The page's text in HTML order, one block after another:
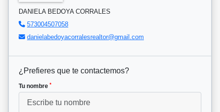
DANIELA BEDOYA CORRALES
573004507058
danielabedoyacorralesrealtor@gmail.com
¿Prefieres que te contactemos?
Tu nombre *